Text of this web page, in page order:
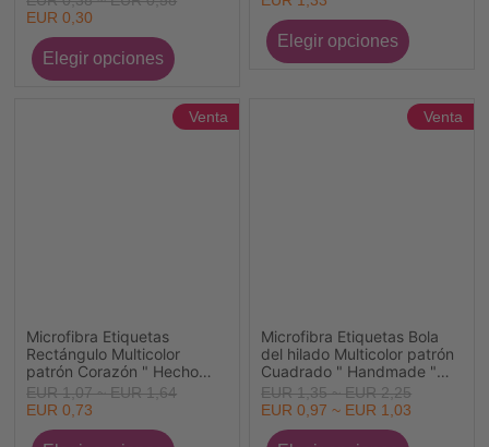
Unidades
EUR 0,30
Microfibra Etiquetas
Rectángulo Multicolor
patrón Corazón " Hecho
con amor " Ante 50mm x
20mm , 10 Unidades
Venta
EUR 1,07 ~ EUR 1,64
EUR 0,73
Microfibra Etiquetas Bola
del hilado Multicolor patrón
Cuadrado " Handmade "
Ante 25mm x 25mm , 20
Unidades
Venta
EUR 1,35 ~ EUR 2,25
EUR 0,97 ~ EUR 1,03